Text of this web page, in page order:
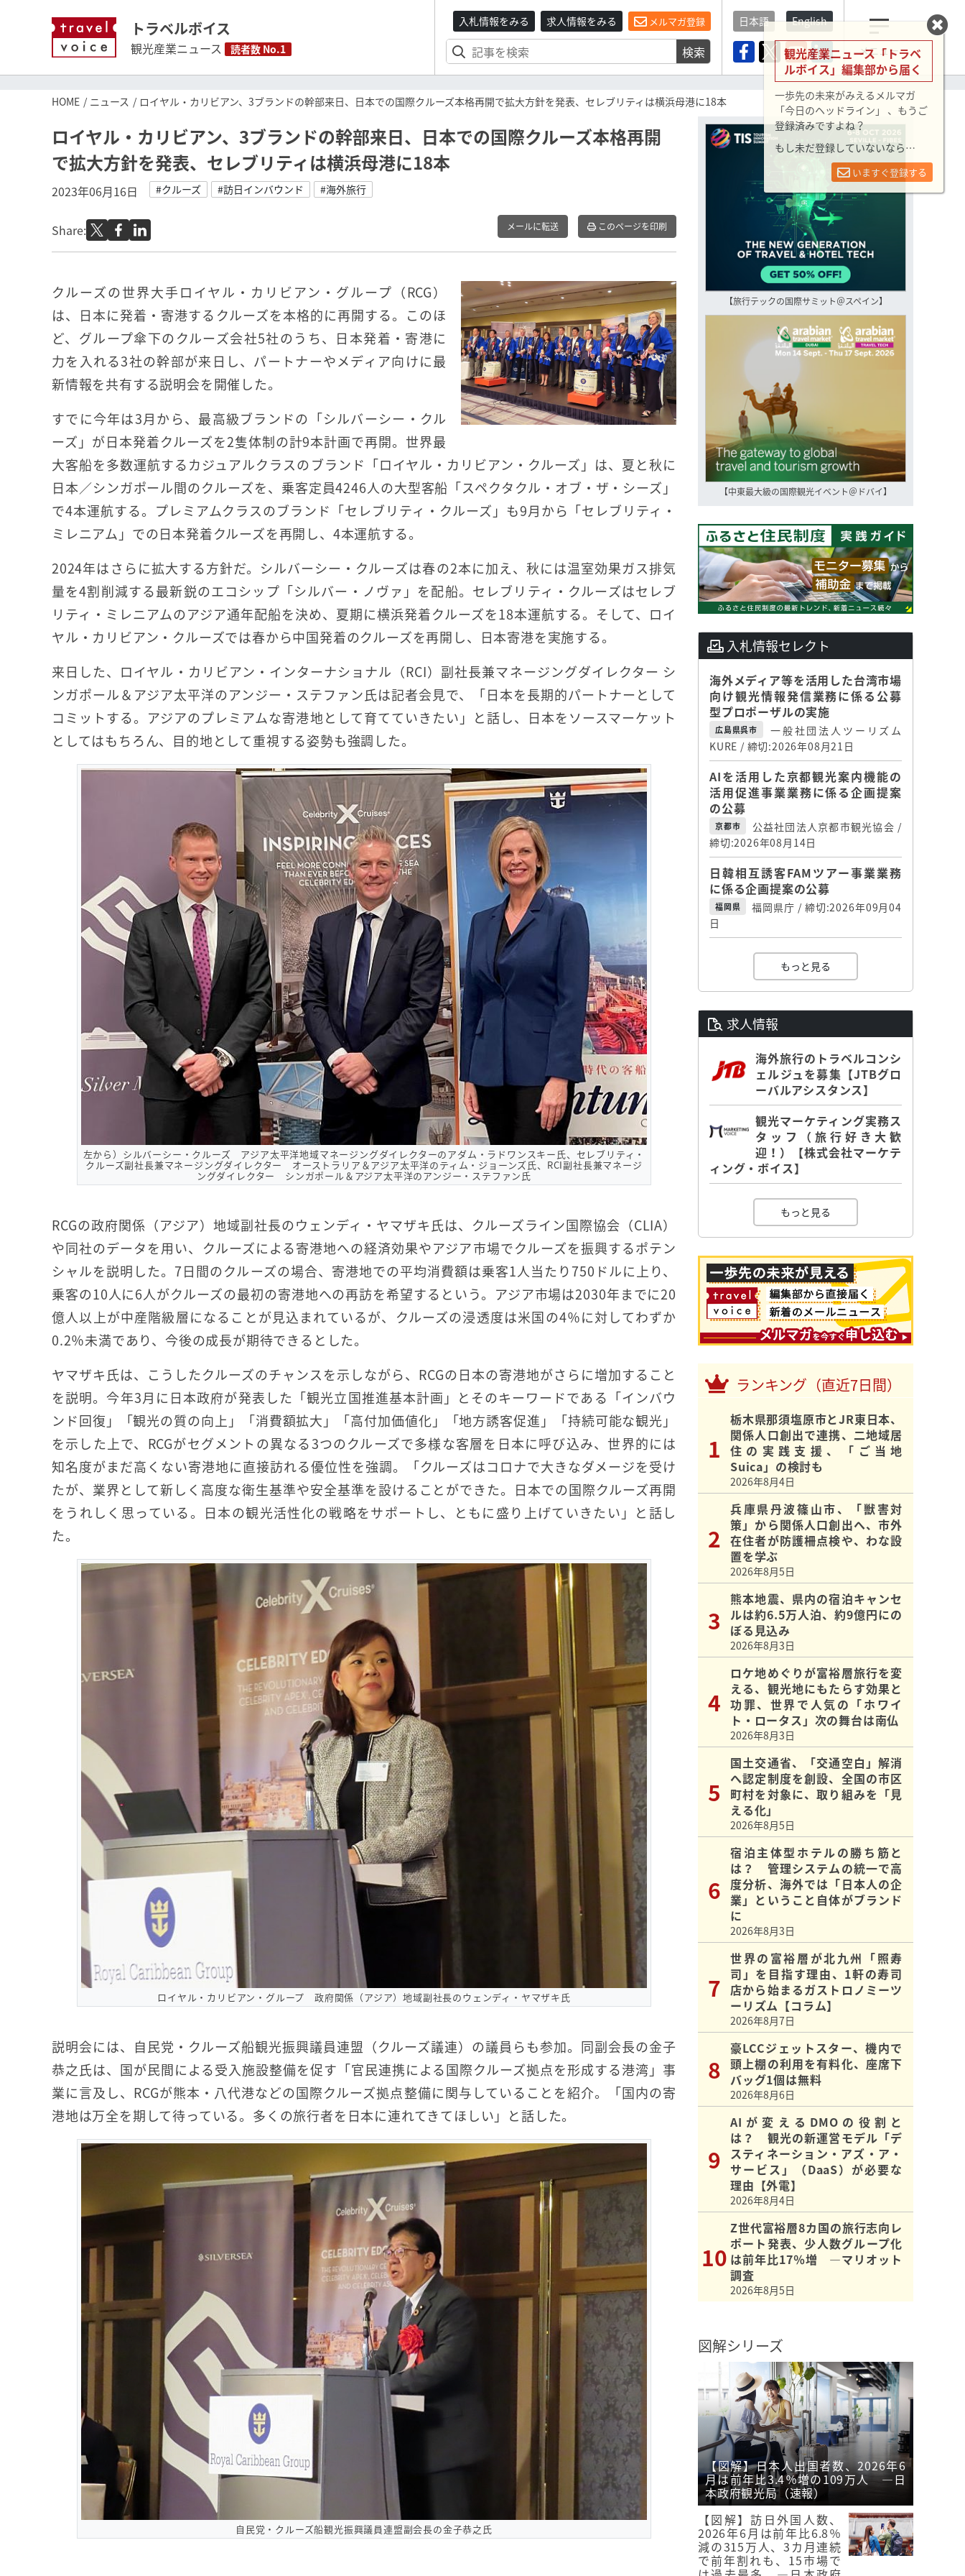
トラベルボイス
観光産業ニュース 読者数 No.1
入札情報をみる 求人情報をみる メルマガ登録
検索
日本語 English
メニュー
HOME ニュース ロイヤル・カリビアン、3ブランドの幹部来日、日本での国際クルーズ本格再開で拡大方針を発表、セレブリティは横浜母港に18本
ロイヤル・カリビアン、3ブランドの幹部来日、日本での国際クルーズ本格再開
で拡大方針を発表、セレブリティは横浜母港に18本
2023年06月16日 #クルーズ #訪日インバウンド #海外旅行
Share: メールに転送 このページを印刷
クルーズの世界大手ロイヤル・カリビアン・グループ（RCG）
は、日本に発着・寄港するクルーズを本格的に再開する。このほ
ど、グループ傘下のクルーズ会社5社のうち、日本発着・寄港に
力を入れる3社の幹部が来日し、パートナーやメディア向けに最
新情報を共有する説明会を開催した。
すでに今年は3月から、最高級ブランドの「シルバーシー・クル
ーズ」が日本発着クルーズを2隻体制の計9本計画で再開。世界最
大客船を多数運航するカジュアルクラスのブランド「ロイヤル・カリビアン・クルーズ」は、夏と秋に
日本／シンガポール間のクルーズを、乗客定員4246人の大型客船「スペクタクル・オブ・ザ・シーズ」
で4本運航する。プレミアムクラスのブランド「セレブリティ・クルーズ」も9月から「セレブリティ・
ミレニアム」での日本発着クルーズを再開し、4本運航する。
2024年はさらに拡大する方針だ。シルバーシー・クルーズは春の2本に加え、秋には温室効果ガス排気
量を4割削減する最新鋭のエコシップ「シルバー・ノヴァ」を配船。セレブリティ・クルーズはセレブ
リティ・ミレニアムのアジア通年配船を決め、夏期に横浜発着クルーズを18本運航する。そして、ロイ
ヤル・カリビアン・クルーズでは春から中国発着のクルーズを再開し、日本寄港を実施する。
来日した、ロイヤル・カリビアン・インターナショナル（RCI）副社長兼マネージングダイレクター シ
ンガポール＆アジア太平洋のアンジー・ステファン氏は記者会見で、「日本を長期的パートナーとして
コミットする。アジアのプレミアムな寄港地として育てていきたい」と話し、日本をソースマーケット
としてはもちろん、目的地として重視する姿勢も強調した。
左から）シルバーシー・クルーズ アジア太平洋地域マネージングダイレクターのアダム・ラドワンスキー氏、セレブリティ・
クルーズ副社長兼マネージングダイレクター オーストラリア＆アジア太平洋のティム・ジョーンズ氏、RCI副社長兼マネージ
ングダイレクター シンガポール＆アジア太平洋のアンジー・ステファン氏
RCGの政府関係（アジア）地域副社長のウェンディ・ヤマザキ氏は、クルーズライン国際協会（CLIA）
や同社のデータを用い、クルーズによる寄港地への経済効果やアジア市場でクルーズを振興するポテン
シャルを説明した。7日間のクルーズの場合、寄港地での平均消費額は乗客1人当たり750ドルに上り、
乗客の10人に6人がクルーズの最初の寄港地への再訪を希望するという。アジア市場は2030年までに20
億人以上が中産階級層になることが見込まれているが、クルーズの浸透度は米国の4％に対してわずか
0.2％未満であり、今後の成長が期待できるとした。
ヤマザキ氏は、こうしたクルーズのチャンスを示しながら、RCGの日本の寄港地がさらに増加すること
を説明。今年3月に日本政府が発表した「観光立国推進基本計画」とそのキーワードである「インバウ
ンド回復」「観光の質の向上」「消費額拡大」「高付加価値化」「地方誘客促進」「持続可能な観光」
を示した上で、RCGがセグメントの異なる3つのクルーズで多様な客層を日本に呼び込み、世界的には
知名度がまだ高くない寄港地に直接訪れる優位性を強調。「クルーズはコロナで大きなダメージを受け
たが、業界として新しく高度な衛生基準や安全基準を設けることができた。日本での国際クルーズ再開
をうれしく思っている。日本の観光活性化の戦略をサポートし、ともに盛り上げていきたい」と話し
た。
ロイヤル・カリビアン・グループ 政府関係（アジア）地域副社長のウェンディ・ヤマザキ氏
説明会には、自民党・クルーズ船観光振興議員連盟（クルーズ議連）の議員らも参加。同副会長の金子
恭之氏は、国が民間による受入施設整備を促す「官民連携による国際クルーズ拠点を形成する港湾」事
業に言及し、RCGが熊本・八代港などの国際クルーズ拠点整備に関与していることを紹介。「国内の寄
港地は万全を期して待っている。多くの旅行者を日本に連れてきてほしい」と話した。
自民党・クルーズ船観光振興議員連盟副会長の金子恭之氏
【旅行テックの国際サミット＠スペイン】
【中東最大級の国際観光イベント＠ドバイ】
入札情報セレクト
海外メディア等を活用した台湾市場
向け観光情報発信業務に係る公募
型プロポーザルの実施
広島県呉市
一般社団法人ツーリズム
KURE / 締切:2026年08月21日
AIを活用した京都観光案内機能の
活用促進事業業務に係る企画提案
の公募
京都市
公益社団法人京都市観光協会 /
締切:2026年08月14日
日韓相互誘客FAMツアー事業業務
に係る企画提案の公募
福岡県
福岡県庁 / 締切:2026年09月04
日
もっと見る
求人情報
海外旅行のトラベルコンシ
ェルジュを募集【JTBグロ
ーバルアシスタンス】
観光マーケティング実務ス
タッフ（旅行好き大歓
迎！）【株式会社マーケテ
ィング・ボイス】
もっと見る
ランキング（直近7日間）
栃木県那須塩原市とJR東日本、
関係人口創出で連携、二地域居
住の実践支援、「ご当地
Suica」の検討も
2026年8月4日
兵庫県丹波篠山市、「獣害対
策」から関係人口創出へ、市外
在住者が防護柵点検や、わな設
置を学ぶ
2026年8月5日
熊本地震、県内の宿泊キャンセ
ルは約6.5万人泊、約9億円にの
ぼる見込み
2026年8月3日
ロケ地めぐりが富裕層旅行を変
える、観光地にもたらす効果と
功罪、世界で人気の「ホワイ
ト・ロータス」次の舞台は南仏
2026年8月3日
国土交通省、「交通空白」解消
へ認定制度を創設、全国の市区
町村を対象に、取り組みを「見
える化」
2026年8月5日
宿泊主体型ホテルの勝ち筋と
は？ 管理システムの統一で高
度分析、海外では「日本人の企
業」ということ自体がブランド
に
2026年8月3日
世界の富裕層が北九州「照寿
司」を目指す理由、1軒の寿司
店から始まるガストロノミーツ
ーリズム【コラム】
2026年8月7日
豪LCCジェットスター、機内で
頭上棚の利用を有料化、座席下
バッグ1個は無料
2026年8月6日
AIが変えるDMOの役割と
は？ 観光の新運営モデル「デ
スティネーション・アズ・ア・
サービス」（DaaS）が必要な
理由【外電】
2026年8月4日
Z世代富裕層8カ国の旅行志向レ
ポート発表、少人数グループ化
は前年比17％増 ―マリオット
調査
2026年8月5日
図解シリーズ
【図解】日本人出国者数、2026年6
月は前年比3.4％増の109万人 ―日
本政府観光局（速報）
【図解】訪日外国人数、
2026年6月は前年比6.8％
減の315万人、3カ月連続
で前年割れも、15市場で
観光産業ニュース「トラベ
ルボイス」編集部から届く
一歩先の未来がみえるメルマガ
「今日のヘッドライン」 、もうご
登録済みですよね？
もし未だ登録していないなら…
いますぐ登録する